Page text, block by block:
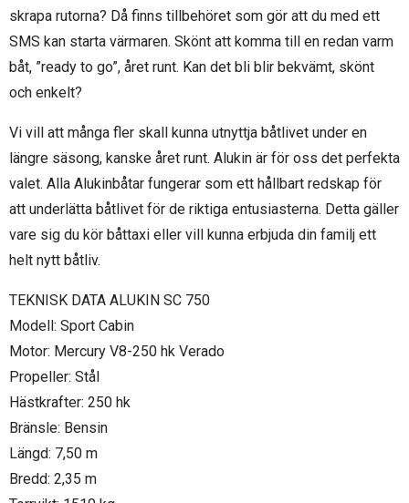
skrapa rutorna? Då finns tillbehöret som gör att du med ett
SMS kan starta värmaren. Skönt att komma till en redan varm
båt, ”ready to go”, året runt. Kan det bli blir bekvämt, skönt
och enkelt?
Vi vill att många fler skall kunna utnyttja båtlivet under en
längre säsong, kanske året runt. Alukin är för oss det perfekta
valet. Alla Alukinbåtar fungerar som ett hållbart redskap för
att underlätta båtlivet för de riktiga entusiasterna. Detta gäller
vare sig du kör båttaxi eller vill kunna erbjuda din familj ett
helt nytt båtliv.
TEKNISK DATA ALUKIN SC 750
Modell: Sport Cabin
Motor: Mercury V8-250 hk Verado
Propeller: Stål
Hästkrafter: 250 hk
Bränsle: Bensin
Längd: 7,50 m
Bredd: 2,35 m